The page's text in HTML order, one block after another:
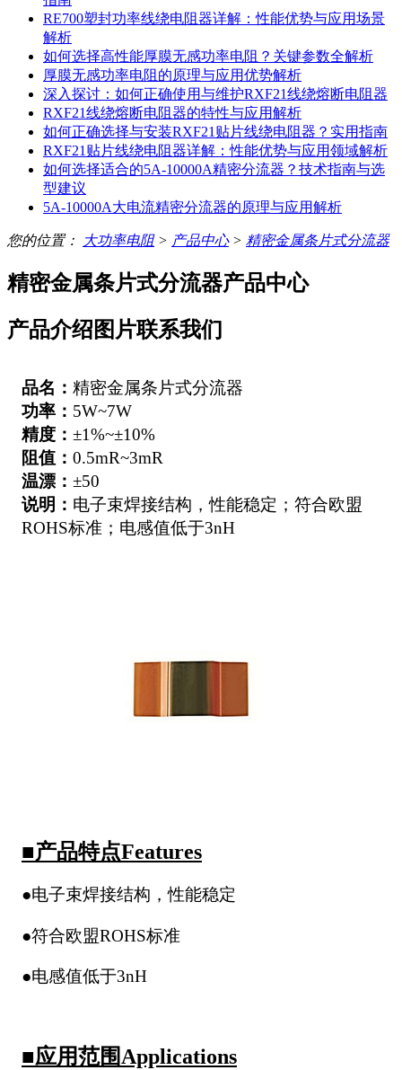
RE700塑封功率线绕电阻器详解：性能优势与应用场景
解析
如何选择高性能厚膜无感功率电阻？关键参数全解析
厚膜无感功率电阻的原理与应用优势解析
深入探讨：如何正确使用与维护RXF21线绕熔断电阻器
RXF21线绕熔断电阻器的特性与应用解析
如何正确选择与安装RXF21贴片线绕电阻器？实用指南
RXF21贴片线绕电阻器详解：性能优势与应用领域解析
如何选择适合的5A-10000A精密分流器？技术指南与选
型建议
5A-10000A大电流精密分流器的原理与应用解析
您的位置： 大功率电阻> 产品中心> 精密金属条片式分流器
精密金属条片式分流器产品中心
产品介绍图片联系我们
品名： 精密金属条片式分流器
功率： 5W~7W
精度： ±1%~±10%
阻值： 0.5mR~3mR
温漂： ±50
说明： 电子束焊接结构，性能稳定；符合欧盟
ROHS标准；电感值低于3nH
■产品特点Features
●电子束焊接结构，性能稳定
●符合欧盟ROHS标准
●电感值低于3nH
■应用范围Applications